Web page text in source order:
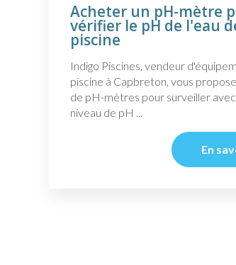
Acheter un pH-mètre
vérifier le pH de l'eau
piscine
Indigo Piscines, vendeur
piscine à Capbreton, vous
de pH-mètres pour surveiller
niveau de pH ...
En